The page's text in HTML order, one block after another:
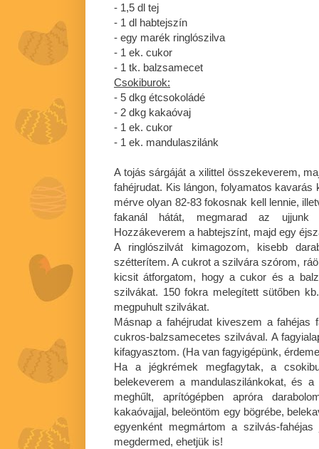
- 1,5 dl tej
- 1 dl habtejszín
- egy marék ringlószilva
- 1 ek. cukor
- 1 tk. balzsamecet
Csokiburok:
- 5 dkg étcsokoládé
- 2 dkg kakaóvaj
- 1 ek. cukor
- 1 ek. mandulaszilánk
A tojás sárgáját a xilittel összekeverem,
fahéjrudat. Kis lángon, folyamatos
mérve olyan 82-83 fokosnak kell lennie,
fakanál hátát, megmarad az ujjunk
Hozzákeverem a habtejszínt, majd egy
A ringlószilvát kimagozom, kisebb
szétterítem. A cukrot a szilvára szórom,
kicsit átforgatom, hogy a cukor és a
szilvákat. 150 fokra melegített sütőben
megpuhult szilvákat.
Másnap a fahéjrudat kiveszem a fahéjas
cukros-balzsamecetes szilvával. A
kifagyasztom. (Ha van fagyigépünk,
Ha a jégkrémek megfagytak, a
belekeverem a mandulaszilánkokat, és
meghűlt, aprítógépben apróra
kakaóvajjal, beleöntöm egy bögrébe,
egyenként megmártom a szilvás-
megdermed, ehetjük is!